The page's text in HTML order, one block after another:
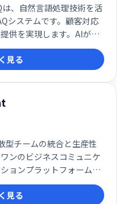
、自然言語処理技術を活
システムです。顧客対応
供を実現します。AIが顧
答を提供することで、問
、顧客満足度の向上に貢
、様々な業種・規模の企
見る
型チームの統合と生産性
ンのビジネスコミュニケ
ョンプラットフォームで
見る